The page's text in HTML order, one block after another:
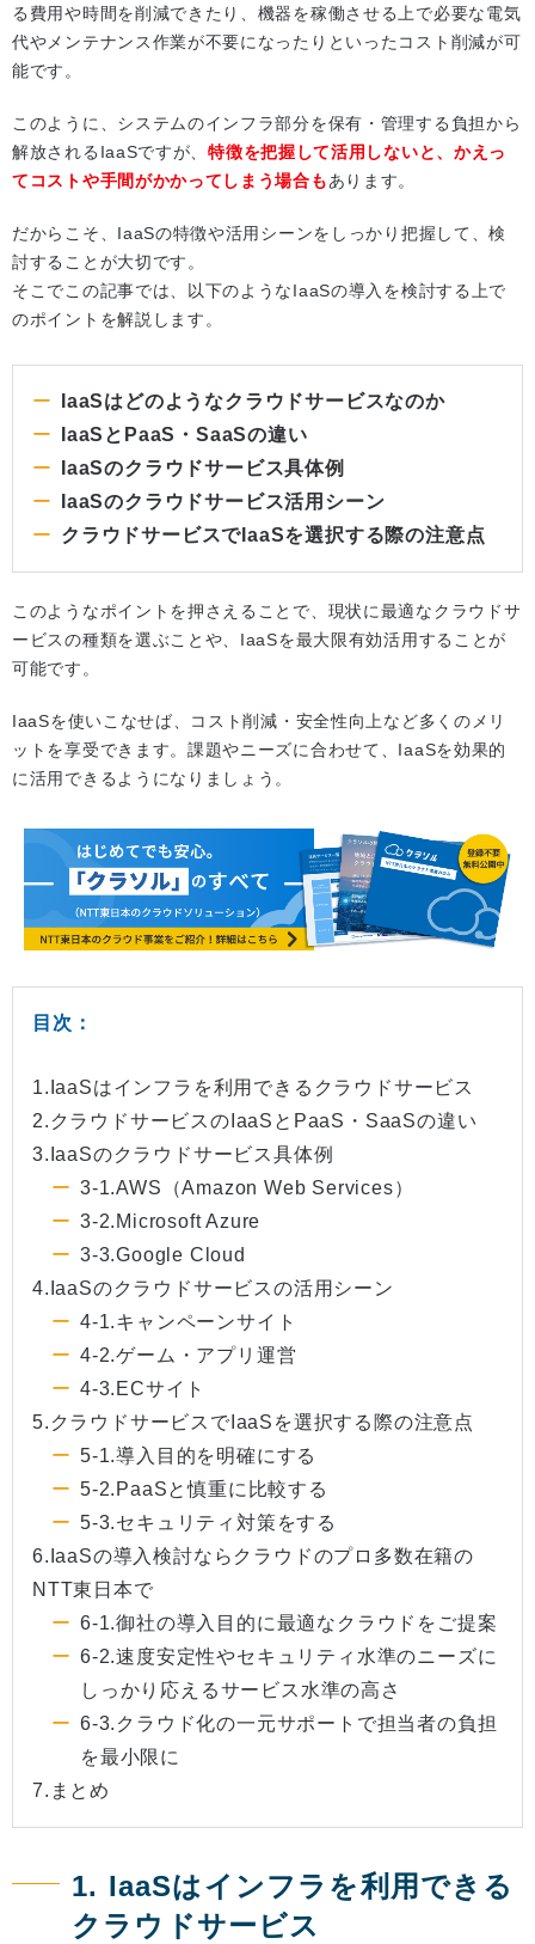
る費用や時間を削減できたり、機器を稼働させる上で必要な電気
代やメンテナンス作業が不要になったりといったコスト削減が可
能です。
このように、システムのインフラ部分を保有・管理する負担から
解放されるIaaSですが、特徴を把握して活用しないと、かえっ
てコストや手間がかかってしまう場合もあります。
だからこそ、IaaSの特徴や活用シーンをしっかり把握して、検
討することが大切です。
そこでこの記事では、以下のようなIaaSの導入を検討する上で
のポイントを解説します。
IaaSはどのようなクラウドサービスなのか
IaaSとPaaS・SaaSの違い
IaaSのクラウドサービス具体例
IaaSのクラウドサービス活用シーン
クラウドサービスでIaaSを選択する際の注意点
このようなポイントを押さえることで、現状に最適なクラウドサ
ービスの種類を選ぶことや、IaaSを最大限有効活用することが
可能です。
IaaSを使いこなせば、コスト削減・安全性向上など多くのメリ
ットを享受できます。課題やニーズに合わせて、IaaSを効果的
に活用できるようになりましょう。
目次：
1.IaaSはインフラを利用できるクラウドサービス
2.クラウドサービスのIaaSとPaaS・SaaSの違い
3.IaaSのクラウドサービス具体例
3-1.AWS（Amazon Web Services）
3-2.Microsoft Azure
3-3.Google Cloud
4.IaaSのクラウドサービスの活用シーン
4-1.キャンペーンサイト
4-2.ゲーム・アプリ運営
4-3.ECサイト
5.クラウドサービスでIaaSを選択する際の注意点
5-1.導入目的を明確にする
5-2.PaaSと慎重に比較する
5-3.セキュリティ対策をする
6.IaaSの導入検討ならクラウドのプロ多数在籍の
NTT東日本で
6-1.御社の導入目的に最適なクラウドをご提案
6-2.速度安定性やセキュリティ水準のニーズに
しっかり応えるサービス水準の高さ
6-3.クラウド化の一元サポートで担当者の負担
を最小限に
7.まとめ
1. IaaSはインフラを利用できる
クラウドサービス